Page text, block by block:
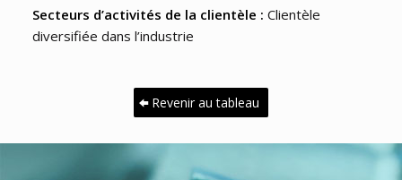
Secteurs d’activités de la clientèle : Clientèle
diversifiée dans l’industrie
Revenir au tableau